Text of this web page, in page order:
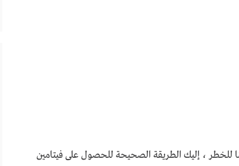
، إليك الطريقة الصحيحة للحصول على فيتامين